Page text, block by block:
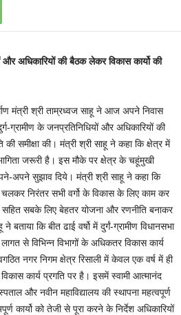
और अधिकारियों की बैठक लेकर विकास कार्यो की
मंत्री श्री ताम्रध्वज साहू ने आज अपने निवास
ग्रामीण के जनप्रतिनिधियों और अधिकारियों की
समीक्षा की। मंत्री श्री साहू ने कहा कि क्षेत्र में
जरूरी है। इस मौके पर क्षेत्र के चहूंमुखी
अपने सुझाव दिये। मंत्री श्री साहू ने कहा कि
चलकर निरंतर सभी वर्गो के विकास के लिए काम कर
सहित सबके लिए बेहतर योजना और रणनीति बनाकर
बताया कि बीत ढाई वर्षो में दुर्गं-ग्रामीण विधानसभा
से विभिन्न विभागों के अधिकतर विकास कार्य
नगर निगम क्षेत्र रिसाली में केवल एक वर्ष में ही
कार्य प्रगति पर है। इसमें स्वामी आत्मानंद
और नवीन महाविद्यालय की स्थापना महत्वपूर्ण
कार्यो को तेजी से पूरा करने के निर्देश अधिकारियों